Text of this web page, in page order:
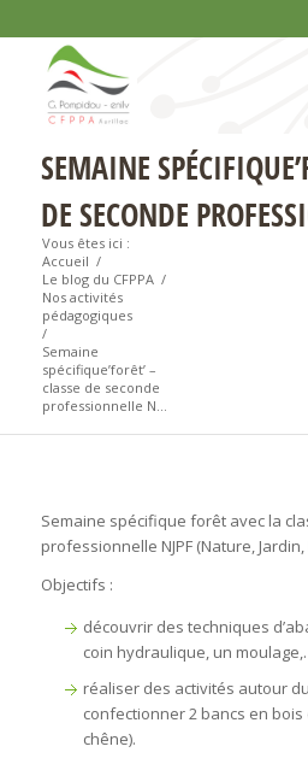
SEMAINE
DE SECONDE
Vous êtes ici :
Accueil /
Le blog du CFPPA /
Nos activités
pédagogiques
/
Semaine
spécifique’forêt’ –
classe de seconde
professionnelle N...
Semaine spécifique forêt avec la
professionnelle NJPF (Nature,
Objectifs :
découvrir des techniques
coin hydraulique, un
réaliser des activités autour
confectionner 2 bancs en
chêne).